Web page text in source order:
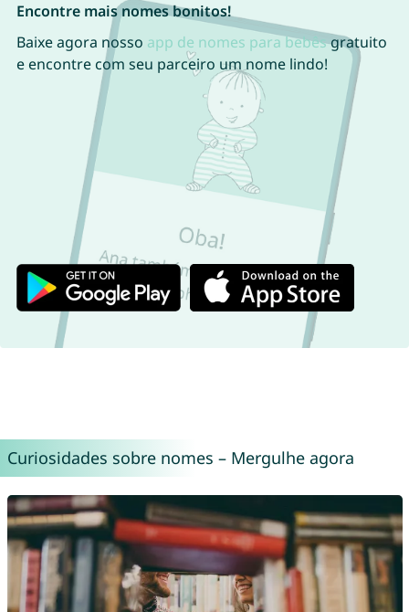
Encontre mais nomes bonitos!
Baixe agora nosso app de nomes para bebêsgratuito
e encontre com seu parceiro um nome lindo!
Curiosidades sobre nomes – Mergulhe agora